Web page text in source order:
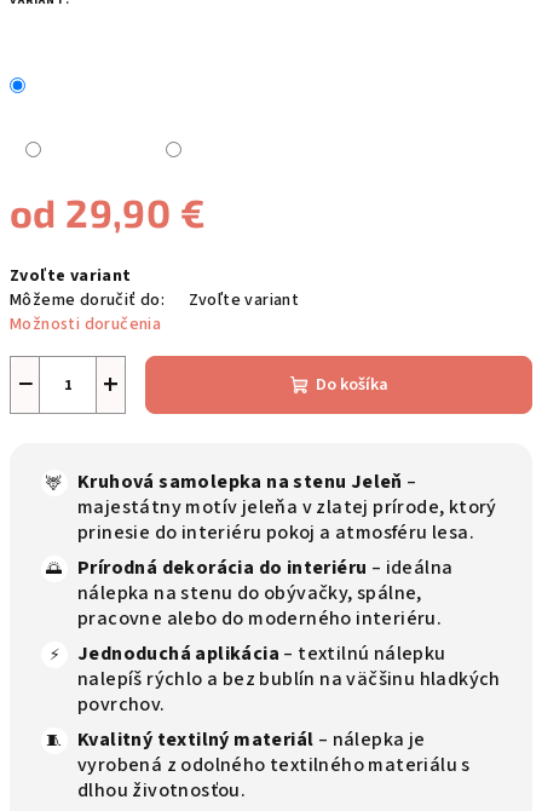
od 29,90 €
cena:
Zvoľte variant
Môžeme doručiť do:
Zvoľte variant
Možnosti doručenia
+
− Do košíka
🦌 Kruhová samolepka na stenu Jeleň –
majestátny motív jeleňa v zlatej prírode, ktorý
prinesie do interiéru pokoj a atmosféru lesa.
🌅 Prírodná dekorácia do interiéru – ideálna
nálepka na stenu do obývačky, spálne,
pracovne alebo do moderného interiéru.
⚡ Jednoduchá aplikácia – textilnú nálepku
nalepíš rýchlo a bez bublín na väčšinu hladkých
povrchov.
🧵 Kvalitný textilný materiál – nálepka je
vyrobená z odolného textilného materiálu s
dlhou životnosťou.